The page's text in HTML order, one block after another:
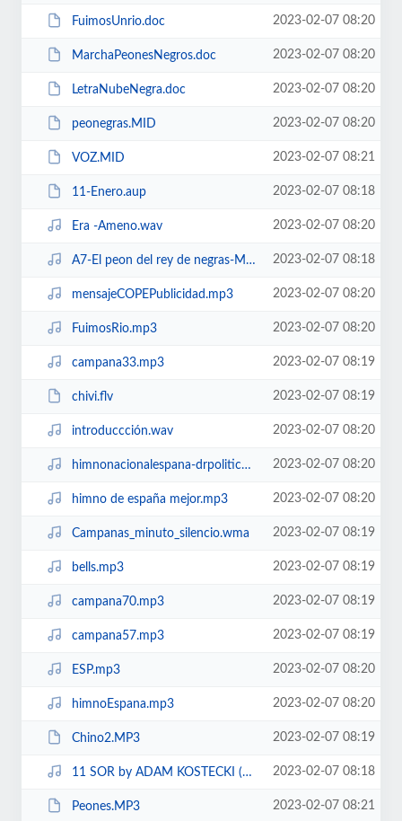
FuimosUnrio.doc 2023-02-07 08:20
MarchaPeonesNegros.doc 2023-02-07 08:20
LetraNubeNegra.doc 2023-02-07 08:20
peonegras.MID 2023-02-07 08:20
VOZ.MID 2023-02-07 08:21
11-Enero.aup 2023-02-07 08:18
Era -Ameno.wav 2023-02-07 08:20
A7-El peon del rey de negras-Mecano-04m49.mp3 2023-02-07 08:18
mensajeCOPEPublicidad.mp3 2023-02-07 08:20
FuimosRio.mp3 2023-02-07 08:20
campana33.mp3 2023-02-07 08:19
chivi.flv 2023-02-07 08:19
introduccción.wav 2023-02-07 08:20
himnonacionalespana-drpolitico-ivoox752271.mp3 2023-02-07 08:20
himno de españa mejor.mp3 2023-02-07 08:20
Campanas_minuto_silencio.wma 2023-02-07 08:19
bells.mp3 2023-02-07 08:19
campana70.mp3 2023-02-07 08:19
campana57.mp3 2023-02-07 08:19
ESP.mp3 2023-02-07 08:20
himnoEspana.mp3 2023-02-07 08:20
Chino2.MP3 2023-02-07 08:19
11 SOR by ADAM KOSTECKI (violon) - CARSTEN PETERMANN (guitare) Romanesca.wma 2023-02-07 08:18
Peones.MP3 2023-02-07 08:21